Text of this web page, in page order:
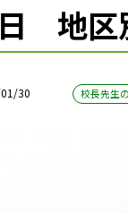
地区
30 校長先生